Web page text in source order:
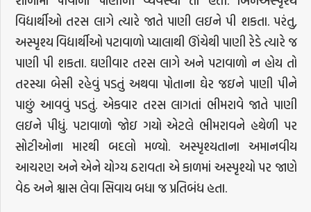
વિદ્યાર્થીઓ તરસ લાગે ત્યારે જાતે પાણી લઇને પી શકતા. પરંતુ,
અસ્પૃશ્ય વિદ્યાર્થીઓ પટાવાળો પ્યાલાથી ઊંચેથી પાણી રેડે ત્યારે જ
પાણી પી શકતા. ઘણીવાર તરસ લાગે અને પટાવાળો ન હોય તો
તરસ્યા બેસી રહેવું પડતું અથવા પોતાના ઘેર જઇને પાણી પીને
પાછું આવવું પડતું. એકવાર તરસ લાગતાં ભીમરાવે જાતે પાણી
લઇને પીધું. પટાવાળો જોઇ ગયો એટલે ભીમરાવને હથેળી પર
સોટીઓના મારથી બદલો મળ્યો. અસ્પૃશ્યતાના અમાનવીય
આચરણ અને એને યોગ્ય ઠરાવતા એ કાળમાં અસ્પૃશ્યો પર જાણે
વેઠ અને શ્વાસ લેવા સિવાય બધા જ પ્રતિબંધ હતા.